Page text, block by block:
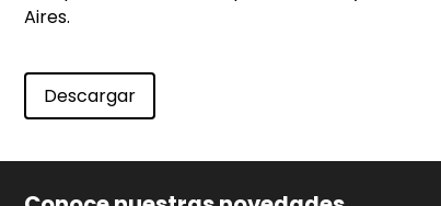
Aires.
Descargar